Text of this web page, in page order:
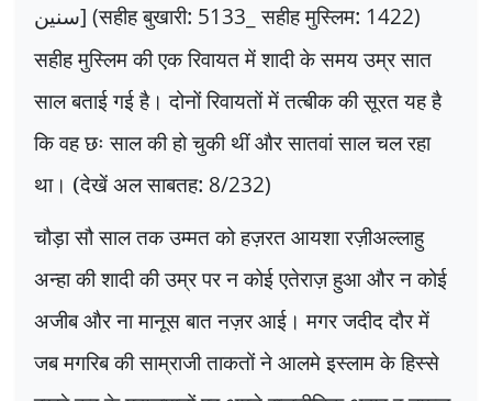
سنین] (सहीह बुखारी: 5133_सहीह मुस्लिम: 1422)
सहीह मुस्लिम की एक रिवायत में शादी के समय उम्र सात
साल बताई गई है। दोनों रिवायतों में तत्बीक की सूरत यह है
कि वह छः साल की हो चुकी थीं और सातवां साल चल रहा
था। (देखें अल साबतह: 8/232)
चौड़ा सौ साल तक उम्मत को हज़रत आयशा रज़ीअल्लाहु
अन्हा की शादी की उम्र पर न कोई एतेराज़ हुआ और न कोई
अजीब और ना मानूस बात नज़र आई। मगर जदीद दौर में
जब मगरिब की साम्राजी ताकतों ने आलमे इस्लाम के हिस्से